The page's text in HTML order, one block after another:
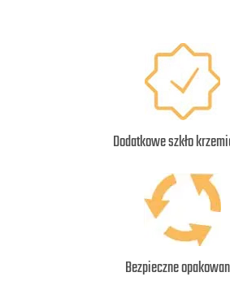
Dodatkowe szkło
Bezpieczne